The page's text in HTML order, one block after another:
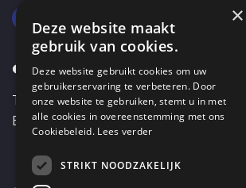
contact
T:
0478 568 598
E:
info@avw2.nl
×
Deze website maakt
gebruik van cookies.
Deze website gebruikt cookies om uw
gebruikerservaring te verbeteren. Door
onze website te gebruiken, stemt u in met
alle cookies in overeenstemming met ons
Cookiebeleid. Lees verder
STRIKT NOODZAKELIJK